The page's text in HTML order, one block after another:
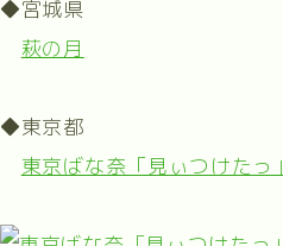
◆宮城県
萩の月
◆東京都
東京ばな奈「見ぃつけたっ」